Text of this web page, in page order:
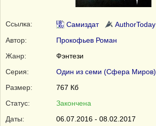
Ссылка: Самиздат
AuthorToday
Автор:
Прокофьев Роман
Жанр:
Фэнтези
Серия:
Один из семи (Сфера Миров)
Размер:
767 Кб
Статус:
Закончена
Даты:
06.07.2016 - 08.02.2017